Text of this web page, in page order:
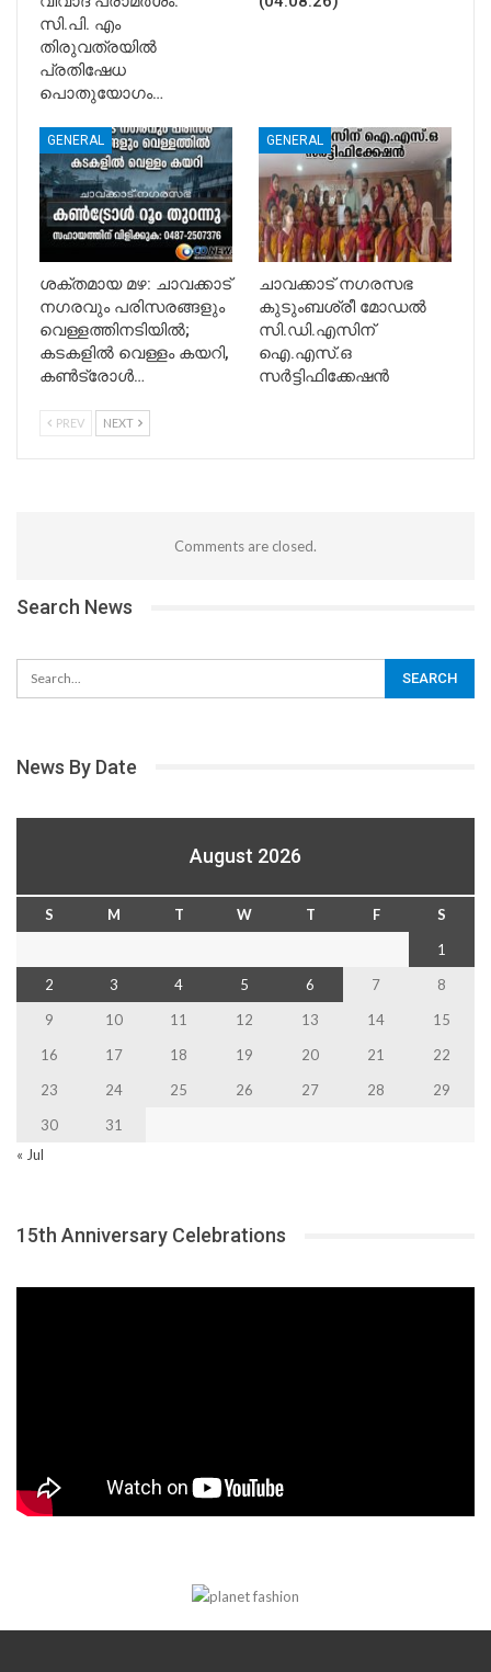
സി.പി. എം
തിരുവത്രയിൽ
പ്രതിഷേധ
പൊതുയോഗം…
GENERAL
ശക്തമായ മഴ: ചാവക്കാട്
നഗരവും പരിസരങ്ങളും
വെള്ളത്തിനടിയിൽ;
കടകളിൽ വെള്ളം കയറി,
കൺട്രോൾ…
GENERAL
ചാവക്കാട് നഗരസഭ
കുടുംബശ്രീ മോഡൽ
സി.ഡി.എസിന്
ഐ.എസ്.ഒ
സർട്ടിഫിക്കേഷൻ
PREV NEXT
Comments are closed.
Search News
News By Date
August 2026
S M T W T F
S
1
2
3 4 5 6 7
8
9
10 11 12 13 14
15
16
17 18 19 20 21
22
23
24 25 26 27 28
29
30
31
« Jul
15th Anniversary Celebrations